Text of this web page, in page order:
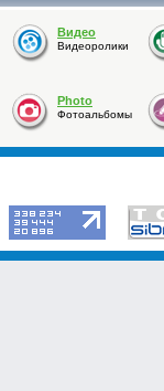
Видео
Видеоролики
Photo
Фотоальбомы